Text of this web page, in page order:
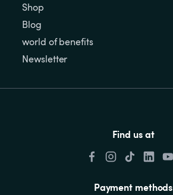
Shop
Blog
world of benefits
Newsletter
Find us at
Payment methods